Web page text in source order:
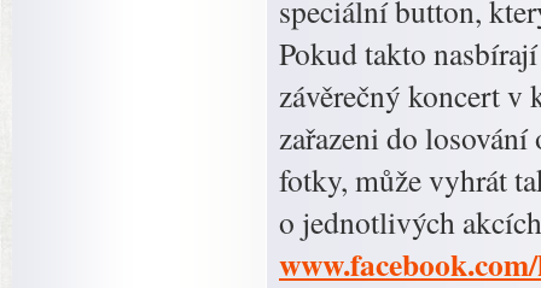
speciální button,
Pokud takto
závěrečný koncert
zařazeni do
fotky, může vyhrát
o jednotlivých